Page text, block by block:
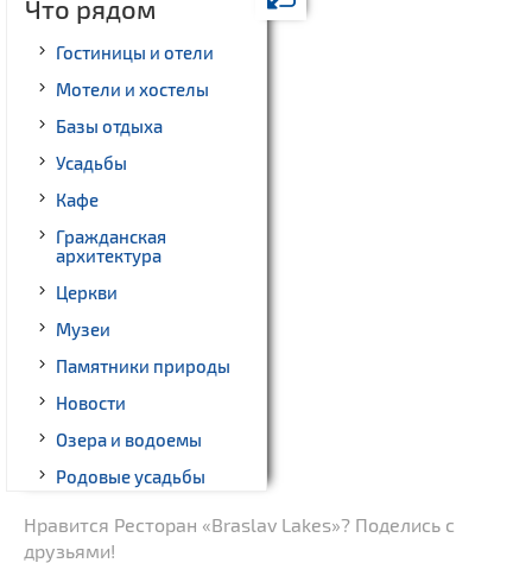
Что рядом
Гостиницы и отели
Мотели и хостелы
Базы отдыха
Усадьбы
Кафе
Гражданская
архитектура
Церкви
Музеи
Памятники природы
Новости
Озера и водоемы
Родовые усадьбы
Памятники известным
Нравится Ресторан «Braslav Lakes»? Поделись с
друзьями!